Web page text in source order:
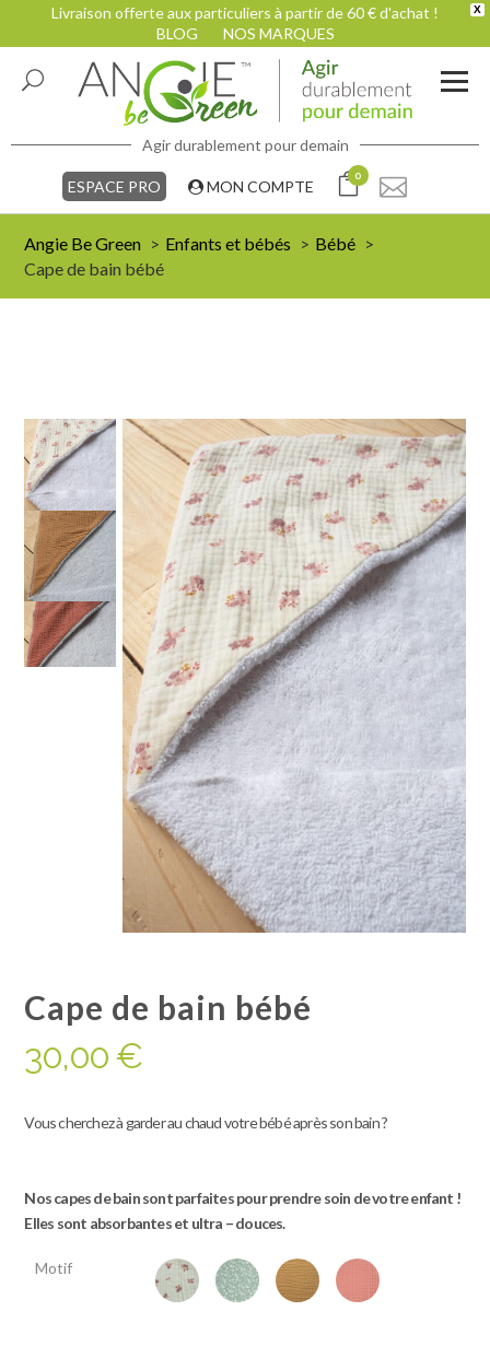
X
Livraison offerte aux particuliers à partir de 60 € d'achat !
BLOG
NOS MARQUES
Agir durablement pour demain
ESPACE PRO MON COMPTE
0
Angie Be Green Enfants et bébés
Bébé
Cape de bain bébé
Cape de bain bébé
30,00€
Vous cherchez à garder au chaud votre bébé après son bain ?
Nos capes de bain sont parfaites pour prendre soin de votre enfant !
Elles sont absorbantes et ultra – douces.
Motif